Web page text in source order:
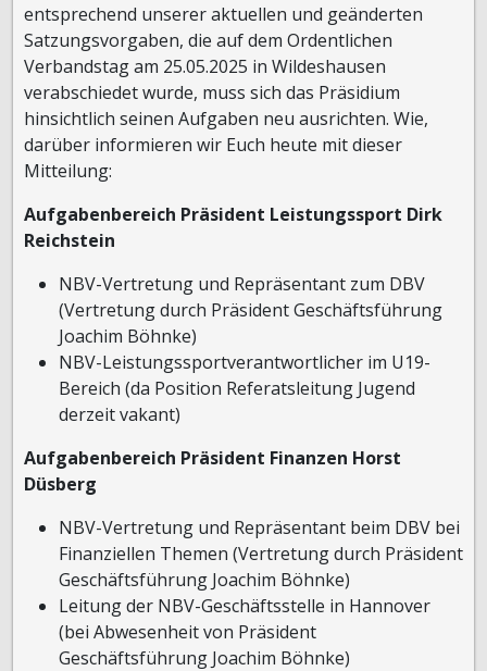
entsprechend unserer aktuellen und geänderten
Satzungsvorgaben, die auf dem Ordentlichen
Verbandstag am 25.05.2025 in Wildeshausen
verabschiedet wurde, muss sich das Präsidium
hinsichtlich seinen Aufgaben neu ausrichten. Wie,
darüber informieren wir Euch heute mit dieser
Mitteilung:
Aufgabenbereich Präsident Leistungssport Dirk
Reichstein
NBV-Vertretung und Repräsentant zum DBV
(Vertretung durch Präsident Geschäftsführung
Joachim Böhnke)
NBV-Leistungssportverantwortlicher im U19-
Bereich (da Position Referatsleitung Jugend
derzeit vakant)
Aufgabenbereich Präsident Finanzen Horst
Düsberg
NBV-Vertretung und Repräsentant beim DBV bei
Finanziellen Themen (Vertretung durch Präsident
Geschäftsführung Joachim Böhnke)
Leitung der NBV-Geschäftsstelle in Hannover
(bei Abwesenheit von Präsident
Geschäftsführung Joachim Böhnke)